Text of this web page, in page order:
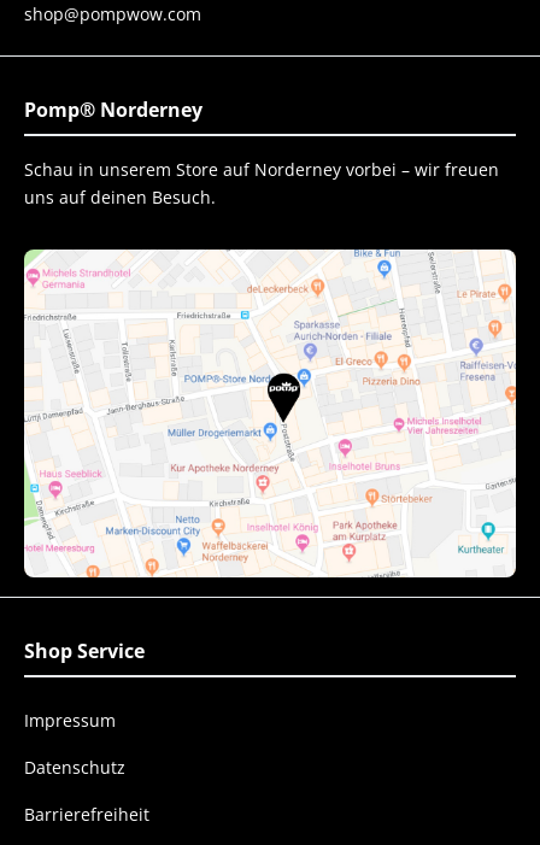
shop@pompwow.com
Pomp® Norderney
Schau in unserem Store auf Norderney vorbei – wir freuen
uns auf deinen Besuch.
Shop Service
Impressum
Datenschutz
Barrierefreiheit